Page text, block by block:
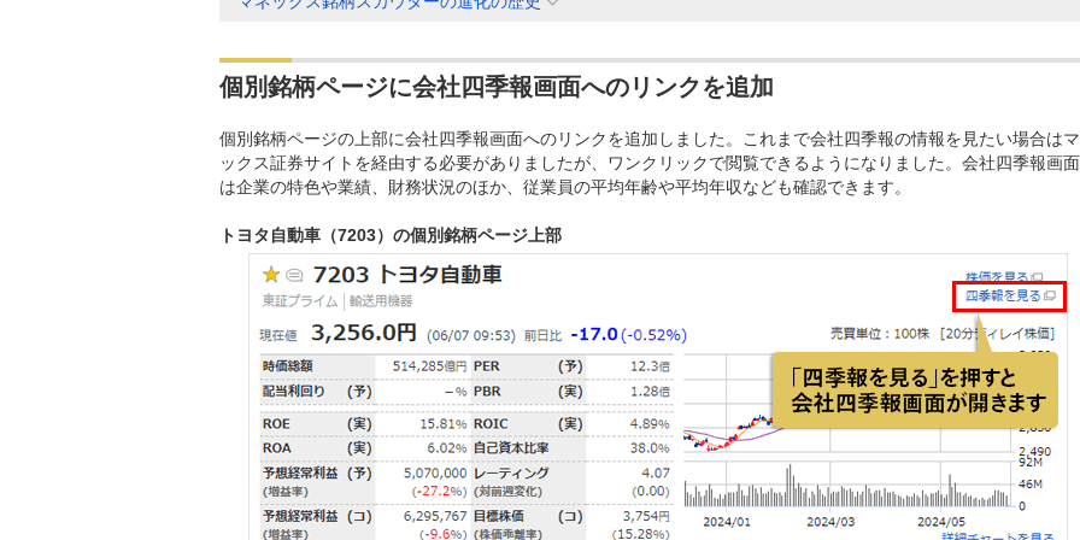
個別銘柄ページに会社四季報画面へのリンクを追加
個別銘柄ページの上部に会社四季報画面へのリンクを追加しました。これまで会社四季報の情報を見たい場合は
ックス証券サイトを経由する必要がありましたが、ワンクリックで閲覧できるようになりました。会社四季報画
は企業の特色や業績、財務状況のほか、従業員の平均年齢や平均年収なども確認できます。
トヨタ自動車（7203）の個別銘柄ページ上部